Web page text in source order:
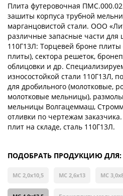
Плита футеровочная
зашиты корпуса трубной
марганцовистой стали. ООО
различные запасные части
110Г13Л: Торцевей броне
плиты), сектора решеток,
облицовки и др.
износостойкой стали 110Г13Л,
для дробильного (молотковые,
молотковые мельницы),
мельницы Волгацеммаш,
отливки по чертежам
плит на складе, сталь 110Г13Л.
ПОДОБРАТЬ ПРОДУКЦИЮ ДЛЯ:
МС 2,0х10,5 МС 2,6х13 МС